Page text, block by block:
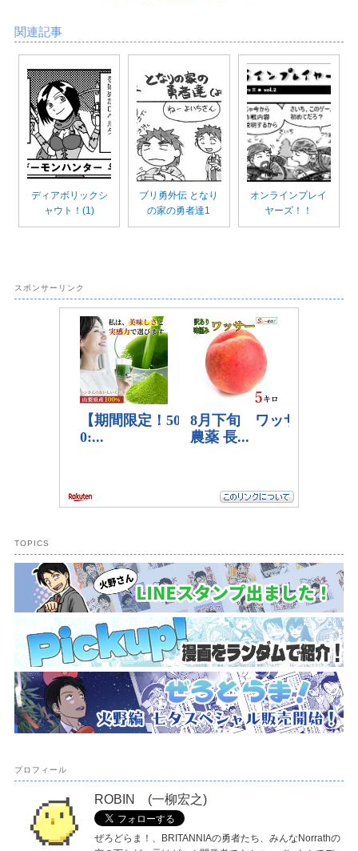
関連記事
ディアボリックシ
ャウト！(1)
ブリ勇外伝 となり
の家の勇者達1
オンラインプレイ
ヤーズ！！
スポンサーリンク
TOPICS
プロフィール
ROBIN (一柳宏之)
ぜろどらま！、BRITANNIAの勇者たち、みんなNorrathの